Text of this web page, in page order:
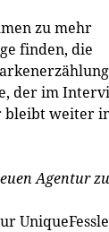
zu mehr
finden, die
der im
bleibt weiter
Agentur zu